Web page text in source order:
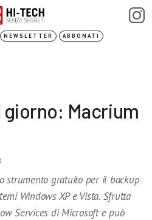
NEWSLETTER ABBONATI
giorno: Macrium
strumento gratuito per il backup
Windows XP e Vista. Sfrutta
Services di Microsoft e può